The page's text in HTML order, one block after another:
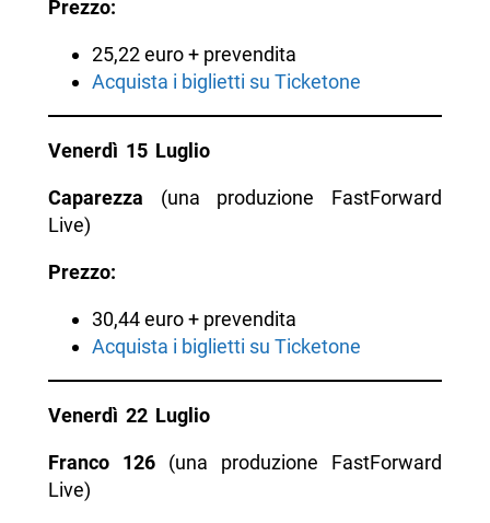
Prezzo:
25,22 euro + prevendita
Acquista i biglietti su Ticketone
Venerdì 15 Luglio
Caparezza (una produzione FastForward
Live)
Prezzo:
30,44 euro + prevendita
Acquista i biglietti su Ticketone
Venerdì 22 Luglio
Franco 126(una produzione FastForward
Live)